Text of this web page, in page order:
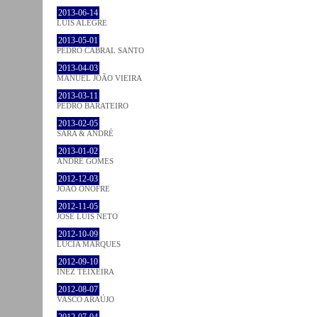
2013-06-14
LUÍS ALEGRE
2013-05-01
PEDRO CABRAL SANTO
2013-04-03
MANUEL JOÃO VIEIRA
2013-03-11
PEDRO BARATEIRO
2013-02-05
SARA & ANDRÉ
2013-01-02
ANDRÉ GOMES
2012-12-03
JOÃO ONOFRE
2012-11-05
JOSÉ LUÍS NETO
2012-10-09
LÚCIA MARQUES
2012-09-10
INEZ TEIXEIRA
2012-08-07
VASCO ARAÚJO